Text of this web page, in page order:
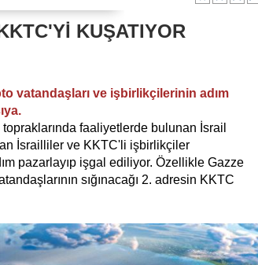
KUŞATIYOR
vatandaşları ve işbirlikçilerinin adım
faaliyetlerde bulunan İsrail
İsrailliler ve KKTC'li işbirlikçiler
pazarlayıp işgal ediliyor. Özellikle Gazze
sığınacağı 2. adresin KKTC